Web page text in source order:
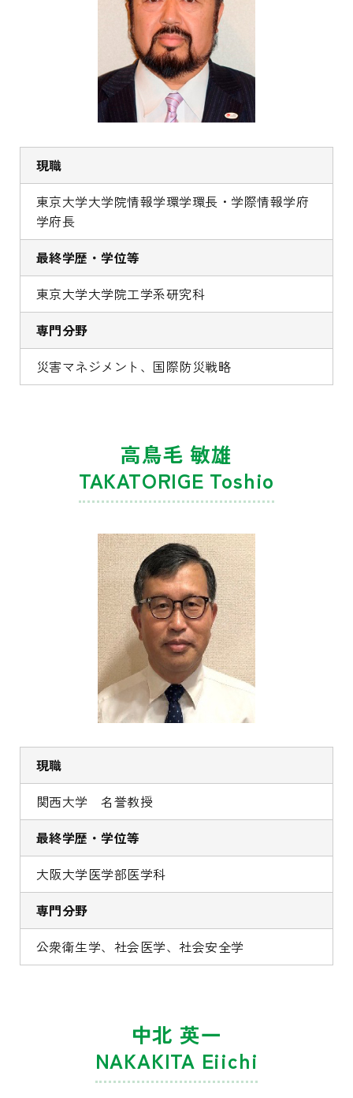
現職
東京大学大学院情報学環学環長・学際情報学府
学府長
最終学歴・学位等
東京大学大学院工学系研究科
専門分野
災害マネジメント、国際防災戦略
高鳥毛 敏雄
TAKATORIGE Toshio
現職
関西大学 名誉教授
最終学歴・学位等
大阪大学医学部医学科
専門分野
公衆衛生学、社会医学、社会安全学
中北 英一
NAKAKITA Eiichi